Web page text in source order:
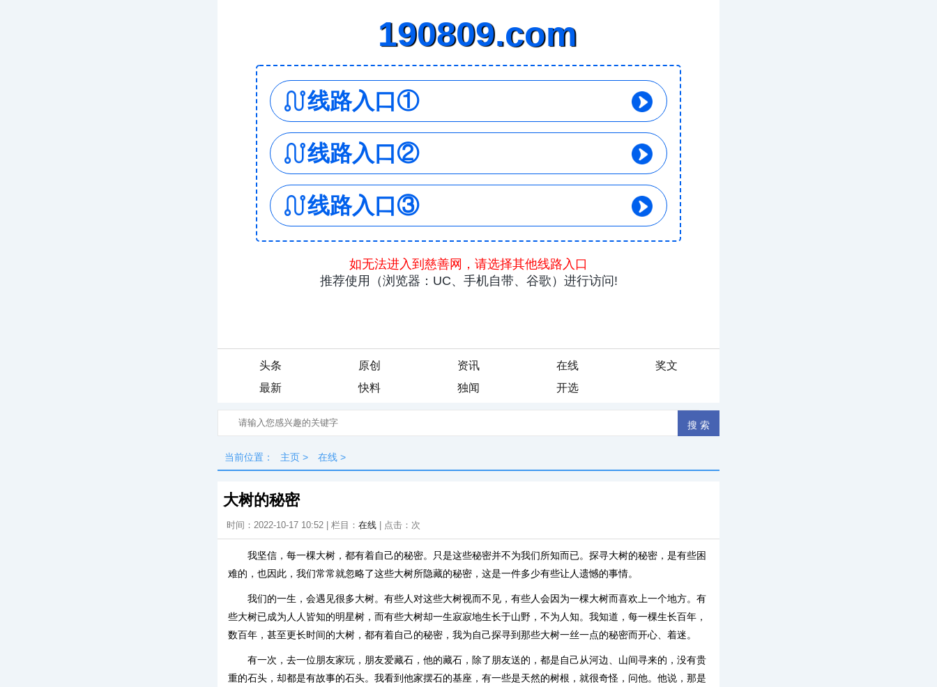
头条 原创 资讯 在线
奖文
最新
快料 独闻 开选
当前位置： 主页 > 在线 >
大树的秘密
时间：2022-10-17 10:52 | 栏目： 在线 | 点击： 次
我坚信，每一棵大树，都有着自己的秘密。只是这些秘密并不为我们所知而已。探寻大树的秘密，是有些困
难的，也因此，我们常常就忽略了这些大树所隐藏的秘密，这是一件多少有些让人遗憾的事情。
我们的一生，会遇见很多大树。有些人对这些大树视而不见，有些人会因为一棵大树而喜欢上一个地方。有
些大树已成为人人皆知的明星树，而有些大树却一生寂寂地生长于山野，不为人知。我知道，每一棵生长百年，
数百年，甚至更长时间的大树，都有着自己的秘密，我为自己探寻到那些大树一丝一点的秘密而开心、着迷。
有一次，去一位朋友家玩，朋友爱藏石，他的藏石，除了朋友送的，都是自己从河边、山间寻来的，没有贵
重的石头，却都是有故事的石头。我看到他家摆石的基座，有一些是天然的树根，就很奇怪，问他。他说，那是